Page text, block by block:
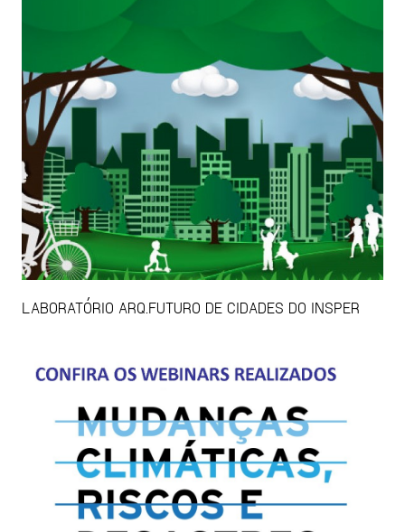
LABORATÓRIO ARQ.FUTURO DE CIDADES DO INSPER